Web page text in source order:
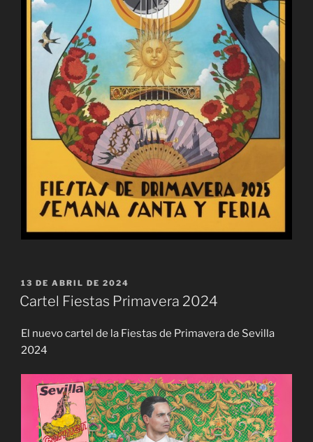
PUBLICADO
EL
13 DE ABRIL DE 2024
Cartel Fiestas Primavera 2024
El nuevo cartel de la Fiestas de Primavera de Sevilla
2024